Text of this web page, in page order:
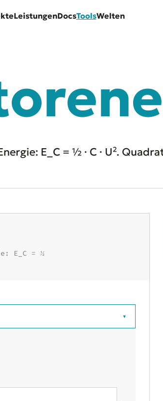
LeistungenDocsToolsWelten
E_C = ½ · C · U².
E_C = ½
▾